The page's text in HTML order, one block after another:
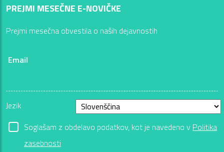
PREJMI MESEČNE E-NOVIČKE
Prejmi mesečna obvestila o naših dejavnostih
Email
Jezik
Soglašam z obdelavo podatkov, kot je navedeno v Politika
zasebnosti